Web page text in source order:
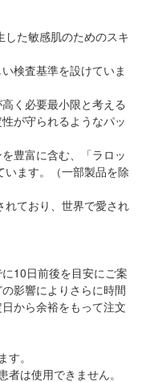
た敏感肌のためのスキ
検査基準を設けていま
く必要最小限と考える
が守られるようなパッ
豊富に含む、「ラロッ
ます。（一部製品を除
ており、世界で愛され
10日前後を目安にご案
影響によりさらに時間
から余裕をもって注文
。
は使用できません。